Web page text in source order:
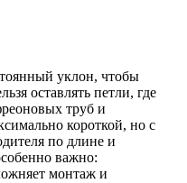
уклон, чтобы
оставлять петли, где
труб и
короткой, но с
по длине и
важно:
монтаж и